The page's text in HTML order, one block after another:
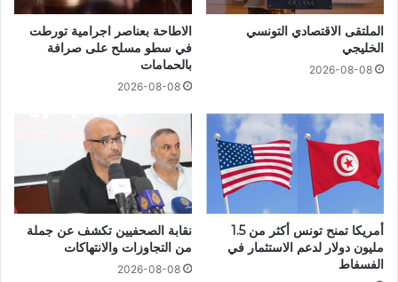
الملتقى الاقتصادي التونسي
الخليجي
2026-08-08
الاطاحة بعناصر اجرامية تورطت
في سطو مسلح على صرافة
بالحمامات
2026-08-08
أمريكا تمنح تونس أكثر من 1.5
مليون دولار لدعم الاستثمار في
الفسفاط
نقابة الصحفيين تكشف عن جملة
من التجاوزات والانتهاكات
2026-08-08